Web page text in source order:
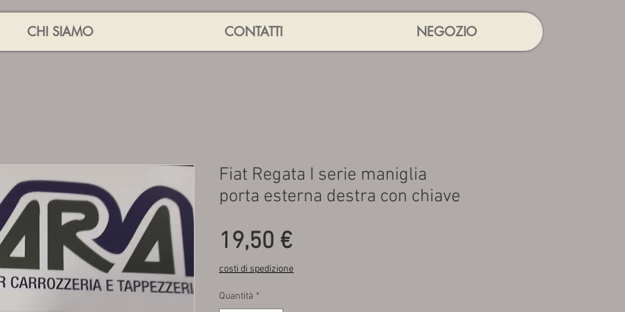
CHI SIAMO CONTATTI NEGOZIO
Fiat Regata I serie maniglia
porta esterna destra con chiave
19,50 €Prezzo
costi di spedizione
Quantità *